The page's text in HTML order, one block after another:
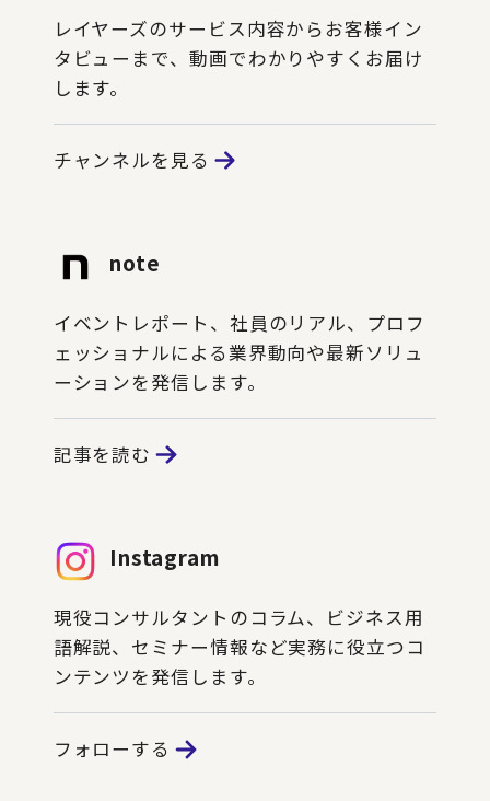
レイヤーズのサービス内容からお客様イン
タビューまで、動画でわかりやすくお届け
します。
チャンネルを見る
note
イベントレポート、社員のリアル、プロフ
ェッショナルによる業界動向や最新ソリュ
ーションを発信します。
記事を読む
Instagram
現役コンサルタントのコラム、ビジネス用
語解説、セミナー情報など実務に役立つコ
ンテンツを発信します。
フォローする